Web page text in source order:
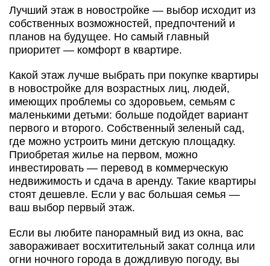
Лучший этаж в новостройке — выбор исходит из
собственных возможностей, предпочтений и
планов на будущее. Но самый главный
приоритет — комфорт в квартире.
Какой этаж лучше выбрать при покупке квартиры
в новостройке для возрастных лиц, людей,
имеющих проблемы со здоровьем, семьям с
маленькими детьми: больше подойдет вариант
первого и второго. Собственный зеленый сад,
где можно устроить мини детскую площадку.
Приобретая жилье на первом, можно
инвестировать — перевод в коммерческую
недвижимость и сдача в аренду. Такие квартиры
стоят дешевле. Если у вас большая семья —
ваш выбор первый этаж.
Если вы любите панорамный вид из окна, вас
завораживает восхитительный закат солнца или
огни ночного города в дождливую погоду, вы